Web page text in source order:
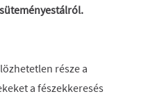
része a
a fészekkeresés